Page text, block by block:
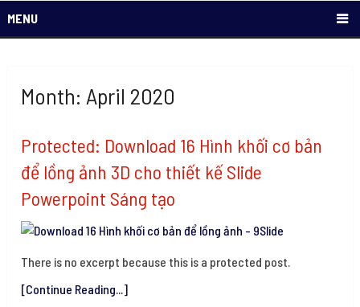
MENU
Month: April 2020
Protected: Download 16 Hình khối cơ bản
để lồng ảnh 3D cho thiết kế Slide
Powerpoint Sáng tạo
There is no excerpt because this is a protected post.
[Continue Reading...]